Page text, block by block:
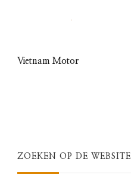
Vietnam Motor
ZOEKEN OP DE WEBSITE